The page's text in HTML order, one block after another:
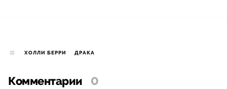
ХОЛЛИ БЕРРИ ДРАКА
Комментарии 0